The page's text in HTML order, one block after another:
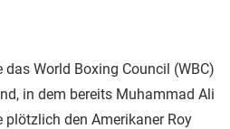
World Boxing Council (WBC)
in dem bereits Muhammad Ali
plötzlich den Amerikaner Roy